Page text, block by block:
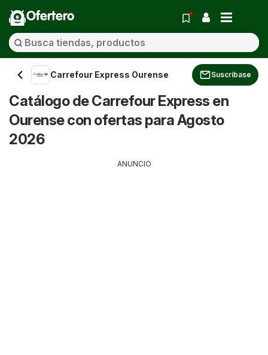
Ofertero
Carrefour Express Ourense Suscríbase
Catálogo de Carrefour Express en
Ourense con ofertas para Agosto
2026
ANUNCIO